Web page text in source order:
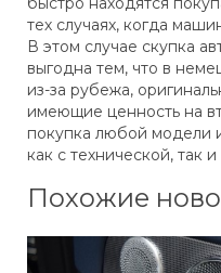
тех случаях, когда
В этом случае скупка
выгодна тем, что в
из-за рубежа,
имеющие ценность на
покупка любой модели
как с технической, так
Похожие